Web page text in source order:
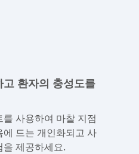
환자의 충성도를
사용하여 마찰 지점
드는 개인화되고 사
제공하세요.